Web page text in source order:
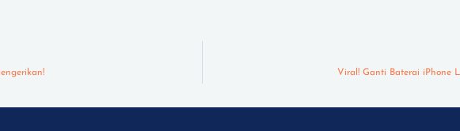
Viral! Ganti Baterai iPhone